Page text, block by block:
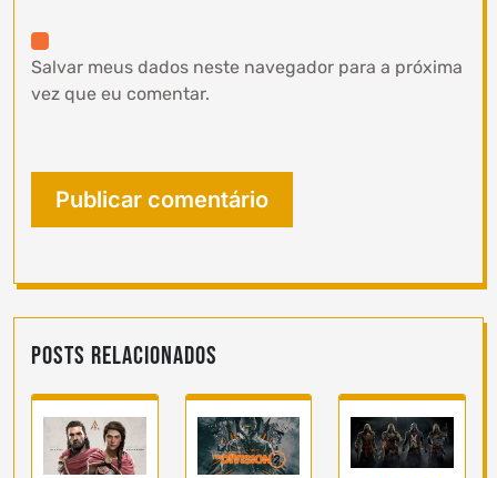
Salvar meus dados neste navegador para a próxima
vez que eu comentar.
Posts Relacionados